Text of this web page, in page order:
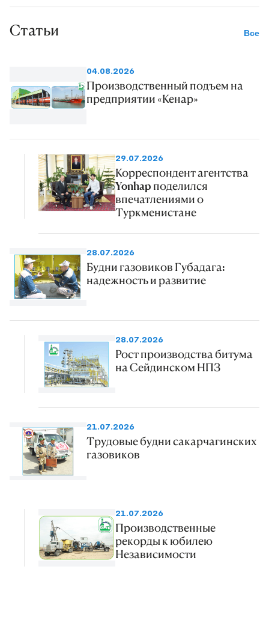
Статьи Все
04.08.2026
Производственный подъем на
предприятии «Кенар»
29.07.2026
Корреспондент агентства
Yonhap поделился
впечатлениями о
Туркменистане
28.07.2026
Будни газовиков Губадага:
надежность и развитие
28.07.2026
Рост производства битума
на Сейдинском НПЗ
21.07.2026
Трудовые будни сакарчагинских
газовиков
21.07.2026
Производственные
рекорды к юбилею
Независимости